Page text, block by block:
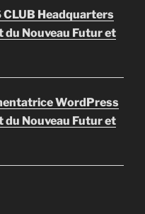
CLUB Headquarters
du Nouveau Futur et
WordPress
du Nouveau Futur et